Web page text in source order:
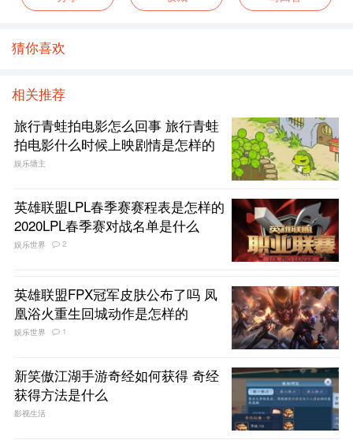
猜你喜欢
相关推荐
旅行青蛙拍电影怎么回事 旅行青蛙
拍电影什么时候上映剧情是怎样的
娱乐塘主
英雄联盟LPL春季赛赛程表是怎样的
2020LPL春季赛对战名单是什么
娱乐世界 2
英雄联盟FPX冠军皮肤公布了吗 凤
凰浴火重生回城动作是怎样的
娱乐世界 1
新笑傲江湖手游奇经如何获得 奇经
获得方法是什么
影视生活